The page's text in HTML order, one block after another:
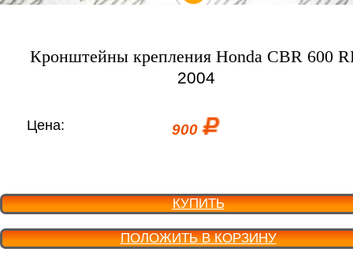
Кронштейны крепления Honda CBR 600
2004
Цена: 900
КУПИТЬ
ПОЛОЖИТЬ В КОРЗИНУ